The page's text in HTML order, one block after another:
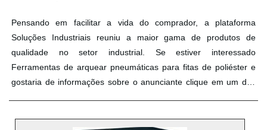
Pensando em facilitar a vida do comprador, a plataforma
Soluções Industriais reuniu a maior gama de produtos de
qualidade no setor industrial. Se estiver interessado
Ferramentas de arquear pneumáticas para fitas de poliéster e
gostaria de informações sobre o anunciante clique em um dos